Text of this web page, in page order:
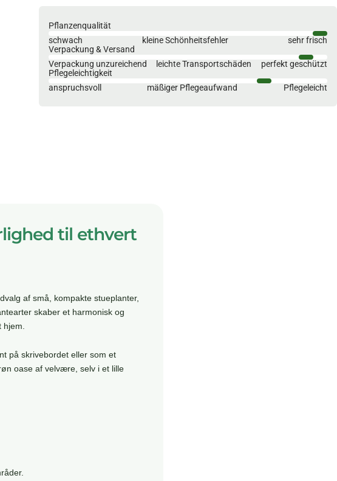
Pflanzenqualität
schwach
kleine Schönheitsfehler
sehr frisch
Verpackung & Versand
Verpackung unzureichend
leichte Transportschäden
perfekt geschützt
Pflegeleichtigkeit
anspruchsvoll
mäßiger Pflegeaufwand Pflegeleicht
til ethvert
af små, kompakte stueplanter,
skaber et harmonisk og
på skrivebordet eller som et
oase af velvære, selv i et lille